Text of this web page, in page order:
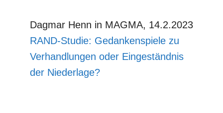
Dagmar Henn in MAGMA, 14.2.2023
RAND-Studie: Gedankenspiele zu
Verhandlungen oder Eingeständnis
der Niederlage?